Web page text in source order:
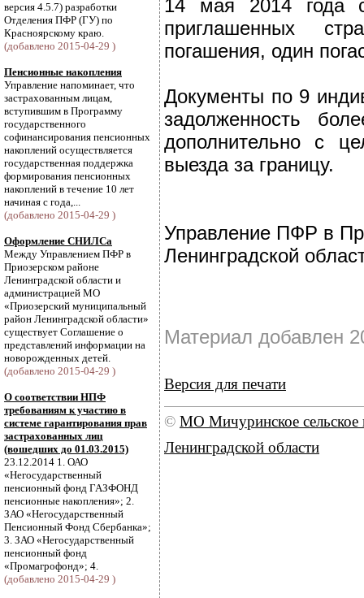
версия 4.5.7) разработки
Отделения ПФР (ГУ) по
Красноярскому краю.
(добавлено 2015-04-29 )
Пенсионные накопления
Управление напоминает, что
застрахованным лицам,
вступившим в Программу
государственного
софинансирования пенсионных
накоплений осуществляется
государственная поддержка
формирования пенсионных
накоплений в течение 10 лет
начиная с года,...
(добавлено 2015-04-29 )
Оформление СНИЛСа
Между Управлением ПФР в
Приозерском районе
Ленинградской области и
администрацией МО
«Приозерский муниципальный
район Ленинградской области»
существует Соглашение о
представлений информации на
новорожденных детей.
(добавлено 2015-04-29 )
О соответствии НПФ
требованиям к участию в
системе гарантирования прав
застрахованных лиц
(вошедших до 01.03.2015)
23.12.2014 1. ОАО
«Негосударственный
пенсионный фонд ГАЗФОНД
пенсионные накопления»; 2.
ЗАО «Негосударственный
Пенсионный Фонд Сбербанка»;
3. ЗАО «Негосударственный
пенсионный фонд
«Промагрофонд»; 4.
(добавлено 2015-04-29 )
14 мая 2014 года
приглашенных
погашения, один
Документы по 9
задолженность
дополнительно с
выезда за границу.
Управление ПФР в
Ленинградской
Материал добавлен
Версия для печати
© МО Мичуринское
Ленинградской области